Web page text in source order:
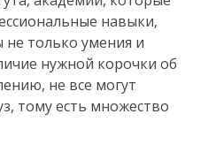
навыки,
не только умения и
нужной корочки об
не все могут
тому есть множество